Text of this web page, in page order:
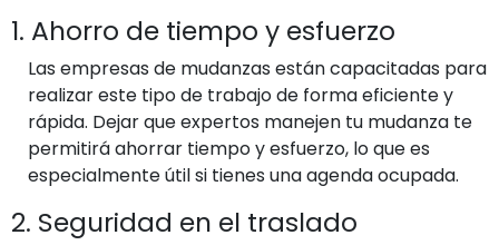
1. Ahorro de tiempo y esfuerzo
Las empresas de mudanzas están capacitadas para
realizar este tipo de trabajo de forma eficiente y
rápida. Dejar que expertos manejen tu mudanza te
permitirá ahorrar tiempo y esfuerzo, lo que es
especialmente útil si tienes una agenda ocupada.
2. Seguridad en el traslado